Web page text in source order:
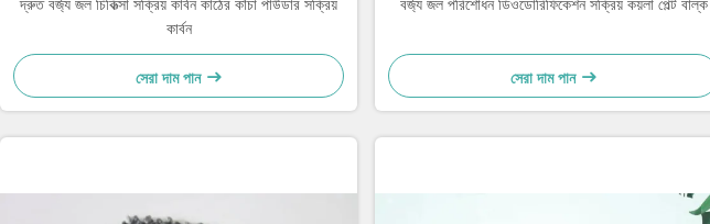
দ্রুত বর্জ্য জল চিকিত্সা সক্রিয় কার্বন কাঠের কাঁচা পাউডার সক্রিয়
কার্বন
সেরা দাম পান
বর্জ্য জল পরিশোধন ডিওডোরিফিকেশন সক্রিয় কয়লা পেল্ট বাল্ক
সেরা দাম পান